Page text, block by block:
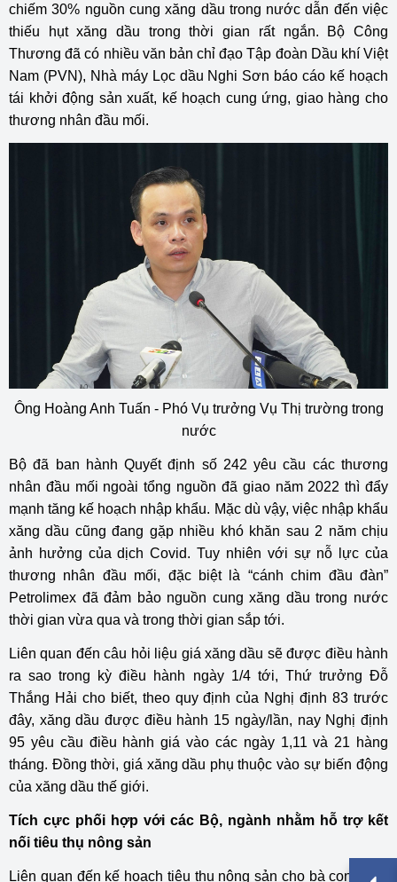
chiếm 30% nguồn cung xăng dầu trong nước dẫn đến việc
thiếu hụt xăng dầu trong thời gian rất ngắn. Bộ Công
Thương đã có nhiều văn bản chỉ đạo Tập đoàn Dầu khí Việt
Nam (PVN), Nhà máy Lọc dầu Nghi Sơn báo cáo kế hoạch
tái khởi động sản xuất, kế hoạch cung ứng, giao hàng cho
thương nhân đầu mối.
Ông Hoàng Anh Tuấn - Phó Vụ trưởng Vụ Thị trường trong
nước
Bộ đã ban hành Quyết định số 242 yêu cầu các thương
nhân đầu mối ngoài tổng nguồn đã giao năm 2022 thì đẩy
mạnh tăng kế hoạch nhập khẩu. Mặc dù vậy, việc nhập khẩu
xăng dầu cũng đang gặp nhiều khó khăn sau 2 năm chịu
ảnh hưởng của dịch Covid. Tuy nhiên với sự nỗ lực của
thương nhân đầu mối, đặc biệt là “cánh chim đầu đàn”
Petrolimex đã đảm bảo nguồn cung xăng dầu trong nước
thời gian vừa qua và trong thời gian sắp tới.
Liên quan đến câu hỏi liệu giá xăng dầu sẽ được điều hành
ra sao trong kỳ điều hành ngày 1/4 tới, Thứ trưởng Đỗ
Thắng Hải cho biết, theo quy định của Nghị định 83 trước
đây, xăng dầu được điều hành 15 ngày/lần, nay Nghị định
95 yêu cầu điều hành giá vào các ngày 1,11 và 21 hàng
tháng. Đồng thời, giá xăng dầu phụ thuộc vào sự biến động
của xăng dầu thế giới.
Tích cực phối hợp với các Bộ, ngành nhằm hỗ trợ kết
nối tiêu thụ nông sản
Liên quan đến kế hoạch tiêu thụ nông sản cho bà con nông